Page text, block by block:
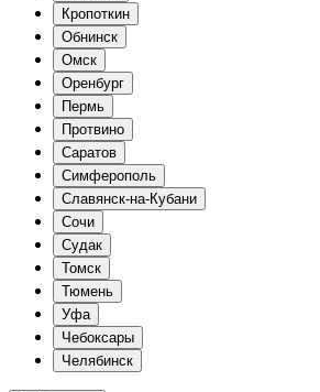
Кропоткин
Обнинск
Омск
Оренбург
Пермь
Протвино
Саратов
Симферополь
Славянск-на-Кубани
Сочи
Судак
Томск
Тюмень
Уфа
Чебоксары
Челябинск